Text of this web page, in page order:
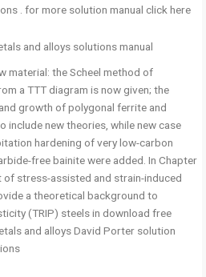
. for more solution manual click here.
and alloys solutions manual
material: the Scheel method of
a TTT diagram is now given; the
growth of polygonal ferrite and
include new theories, while new case
hardening of very low-carbon
free bainite were added. In Chapter
stress-assisted and strain-induced
a theoretical background to
(TRIP) steels in download free
and alloys David Porter solution
.